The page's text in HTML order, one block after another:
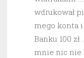
wdrukował
mego konta
Banku 100
mnie nic nie